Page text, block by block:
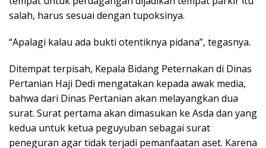
salah, harus sesuai dengan tupoksinya.
“Apalagi kalau ada bukti otentiknya pidana”, tegasnya.
Ditempat terpisah, Kepala Bidang Peternakan di Dinas
Pertanian Haji Dedi mengatakan kepada awak media,
bahwa dari Dinas Pertanian akan melayangkan dua
surat. Surat pertama akan dimasukan ke Asda dan yang
kedua untuk ketua peguyuban sebagai surat
peneguran agar tidak terjadi pemanfaatan aset. Karena